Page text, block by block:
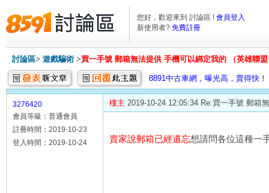
您好，歡迎來到 討論區 ! 會員登入
新使用者? 免費註冊
討論區> 遊戲騙術 >買一手號 郵箱無法提供 手機可以綁定我的 （英雄聯
8891中古車網，曝光高，賣得快！
3276420
會員等級：普通會員
註冊時間：2019-10-23
登入時間：2019-10-24
樓主 2019-10-24 12:05:34 Re:買一手號 郵箱
賣家說郵箱已經遺忘想請問各位這種一